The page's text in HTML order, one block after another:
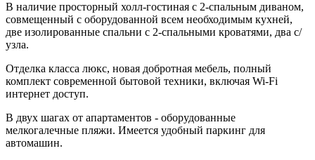
В наличие просторный холл-гостиная с 2-спальным диваном,
совмещенный с оборудованной всем необходимым кухней,
две изолированные спальни с 2-спальными кроватями, два с/
узла.
Отделка класса люкс, новая добротная мебель, полный
комплект современной бытовой техники, включая Wi-Fi
интернет доступ.
В двух шагах от апартаментов - оборудованные
мелкогалечные пляжи. Имеется удобный паркинг для
автомашин.